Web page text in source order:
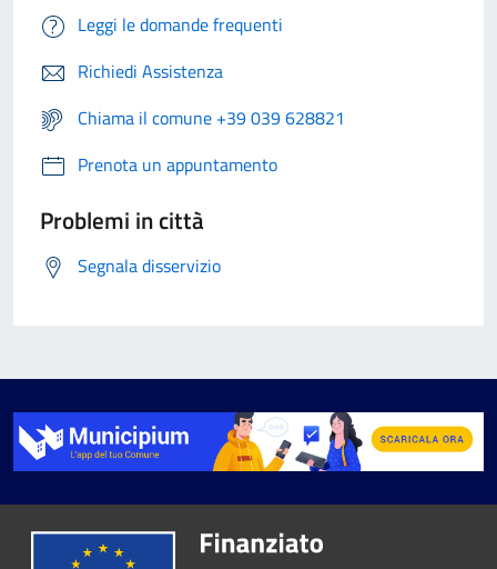
Leggi le domande frequenti
Richiedi Assistenza
Chiama il comune +39 039 628821
Prenota un appuntamento
Problemi in città
Segnala disservizio